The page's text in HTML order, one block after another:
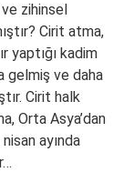
zihinsel
Cirit atma,
yaptığı kadim
gelmiş ve daha
Cirit halk
Orta Asya’dan
ayında